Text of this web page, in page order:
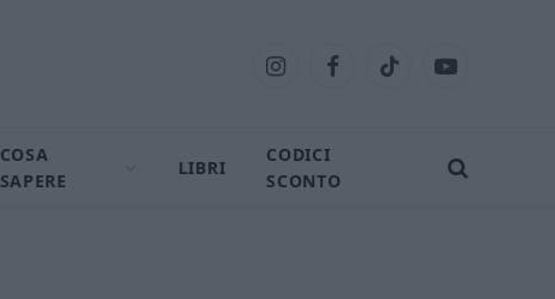
InstagramFacebookTikTok YouTube
COSA
SAPERE
LIBRI
CODICI
SCONTO